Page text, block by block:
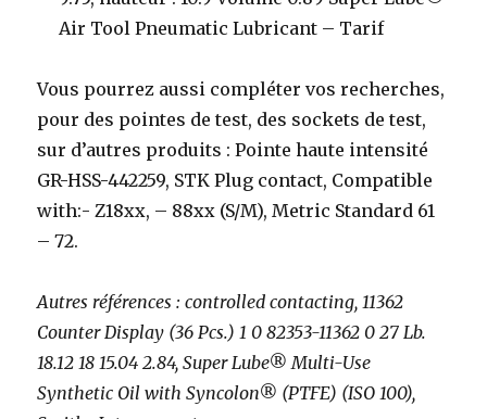
Air Tool Pneumatic Lubricant – Tarif
Vous pourrez aussi compléter vos recherches,
pour des pointes de test, des sockets de test,
sur d’autres produits : Pointe haute intensité
GR-HSS-442259, STK Plug contact, Compatible
with:- Z18xx, – 88xx (S/M), Metric Standard 61
– 72.
Autres références : controlled contacting, 11362
Counter Display (36 Pcs.) 1 0 82353-11362 0 27 Lb.
18.12 18 15.04 2.84, Super Lube® Multi-Use
Synthetic Oil with Syncolon® (PTFE) (ISO 100),